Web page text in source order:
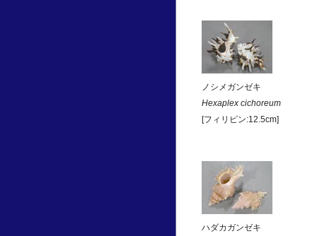
ノシメガンゼキ
Hexaplex cichoreum
[フィリピン:12.5cm]
ハダカガンゼキ